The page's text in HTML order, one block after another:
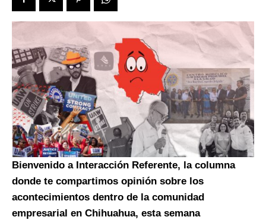
Bienvenido a Interacción Referente, la columna
donde te compartimos opinión sobre los
acontecimientos dentro de la comunidad
empresarial en Chihuahua, esta semana